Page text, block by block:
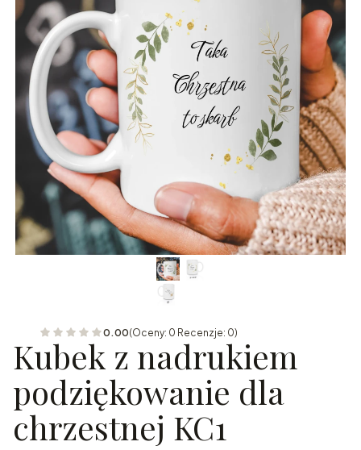
0.00(Oceny: 0 Recenzje: 0)
Kubek z nadrukiem
podziękowanie dla
chrzestnej KC1